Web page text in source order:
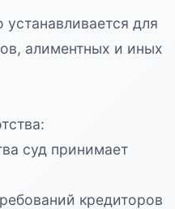
для
алиментных и иных
суд принимает
кредиторов